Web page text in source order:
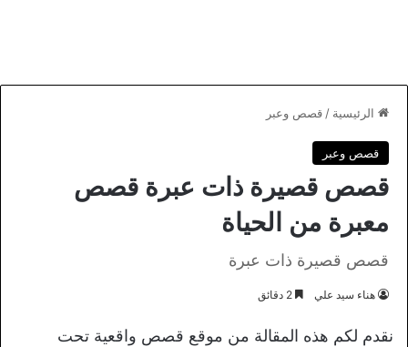
الرئيسية / قصص وعبر
قصص وعبر
قصص قصيرة ذات عبرة قصص
معبرة من الحياة
قصص قصيرة ذات عبرة
هناء سيد علي
نقدم لكم هذه المقالة من موقع قصص واقعية تحت